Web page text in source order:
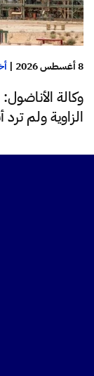
8 أغسطس 2026 |
وكالة
الزاوية ولم